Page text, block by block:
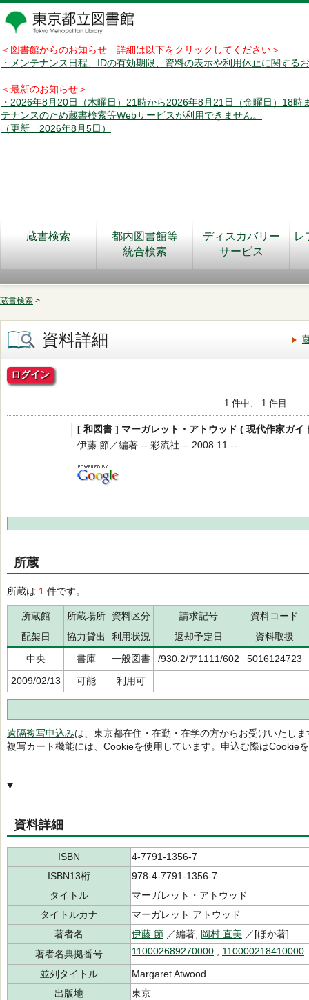
＜図書館からのお知らせ 詳細は以下をクリックしてください＞
・メンテナンス日程、IDの有効期限、資料の表示や利用休止に関する
＜最新のお知らせ＞
・2026年8月20日（木曜日）21時から2026年8月21日（金曜日）18時
テナンスのため蔵書検索等Webサービスが利用できません。
（更新 2026年8月5日）
蔵書検索
都内図書館等
統合検索
ディスカバリー
サービス
レ
蔵書検索 >
資料詳細
ログイン
1 件中、 1 件目
[ 和図書 ] マーガレット・アトウッド ( 現代作家ガイ
伊藤 節／編著 -- 彩流社 -- 2008.11 --
所蔵
所蔵は 1 件です。
所蔵館 所蔵場所 資料区分 請求記号 資料コード
配架日
協力貸出 利用状況 返却予定日
資料取扱
中央
書庫 一般図書 /930.2/ア1111/602
5016124723
2009/02/13
可能 利用可
遠隔複写申込みは、東京都在住・在勤・在学の方からお受けいたしま
複写カート機能には、Cookieを使用しています。申込む際はCookie
資料詳細
ISBN
4-7791-1356-7
ISBN13桁
978-4-7791-1356-7
タイトル
マーガレット・アトウッド
タイトルカナ
マーガレット アトウッド
著者名
伊藤 節 ／編著, 岡村 直美 ／[ほか著]
著者名典拠番号
110002689270000 110000218410000
並列タイトル
Margaret Atwood
出版地
東京